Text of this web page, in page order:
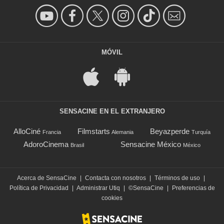
MÓVIL
SENSACINE EN EL EXTRANJERO
AlloCiné Francia Filmstarts Alemania Beyazperde Turquía
AdoroCinema Brasil Sensacine México México
Acerca de SensaCine | Contacta con nosotros | Términos de uso |
Política de Privacidad
| Administrar Utiq | ©SensaCine |
Preferencias de
cookies